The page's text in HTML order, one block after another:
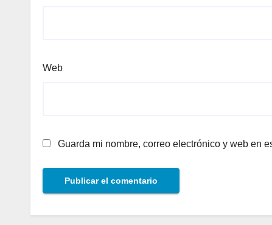
Web
Guarda mi nombre, correo electrónico y web en